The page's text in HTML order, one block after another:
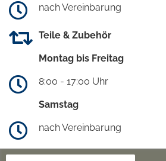
nach Vereinbarung
Teile & Zubehör
Montag bis Freitag
8:00 - 17:00 Uhr
Samstag
nach Vereinbarung